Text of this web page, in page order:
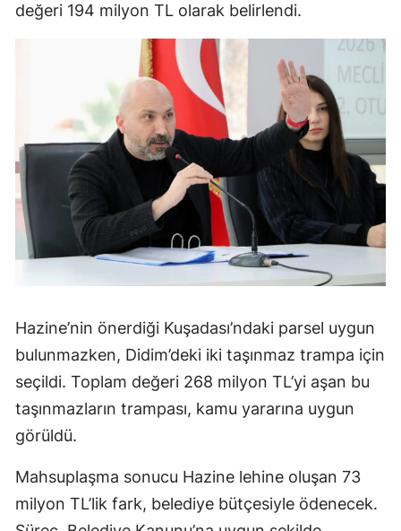
değeri 194 milyon TL olarak belirlendi.
Hazine’nin önerdiği Kuşadası’ndaki parsel uygun
bulunmazken, Didim’deki iki taşınmaz trampa için
seçildi. Toplam değeri 268 milyon TL’yi aşan bu
taşınmazların trampası, kamu yararına uygun
görüldü.
Mahsuplaşma sonucu Hazine lehine oluşan 73
milyon TL’lik fark, belediye bütçesiyle ödenecek.